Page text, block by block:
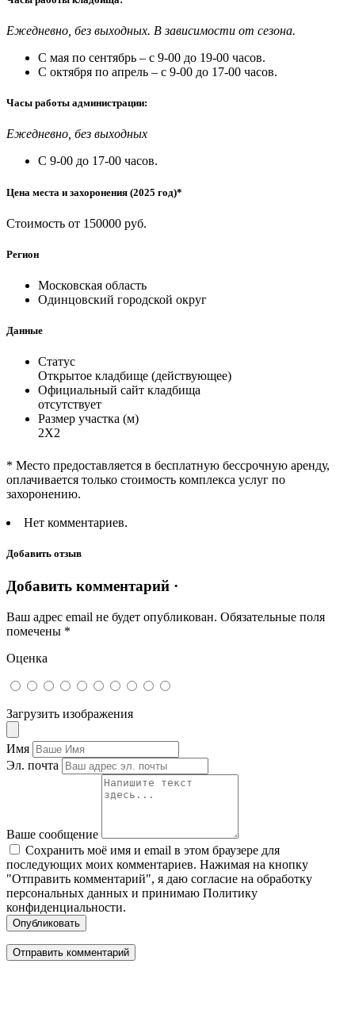
Ежедневно, без выходных. В зависимости от сезона.
С мая по сентябрь – с 9-00 до 19-00 часов.
С октября по апрель – с 9-00 до 17-00 часов.
Часы работы администрации:
Ежедневно, без выходных
С 9-00 до 17-00 часов.
Цена места и захоронения (2025 год)*
Стоимость от 150000 руб.
Регион
Московская область
Одинцовский городской округ
Данные
Статус
Открытое кладбище (действующее)
Официальный сайт кладбища
отсутствует
Размер участка (м)
2Х2
* Место предоставляется в бесплатную бессрочную аренду,
оплачивается только стоимость комплекса услуг по
захоронению.
Нет комментариев.
Добавить отзыв
Добавить комментарий ·
Ваш адрес email не будет опубликован. Обязательные поля
помечены *
Оценка
Загрузить изображения
Имя
Эл. почта
Ваше сообщение
Сохранить моё имя и email в этом браузере для
последующих моих комментариев. Нажимая на кнопку
"Отправить комментарий", я даю согласие на обработку
персональных данных и принимаю Политику
конфиденциальности.
Опубликовать